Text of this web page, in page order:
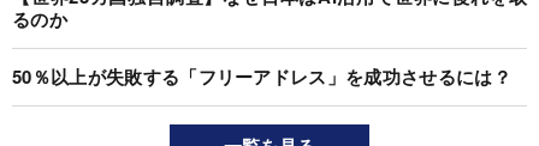
るのか
50％以上が失敗する「フリーアドレス」を成功させるには？